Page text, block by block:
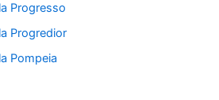
Progresso
Progredior
Pompeia